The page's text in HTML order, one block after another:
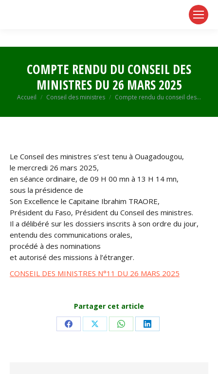
COMPTE RENDU DU CONSEIL DES
MINISTRES DU 26 MARS 2025
Vous êtes ici :
Accueil Conseil des ministres Compte rendu du conseil des…
Le Conseil des ministres s’est tenu à Ouagadougou,
le mercredi 26 mars 2025,
en séance ordinaire, de 09 H 00 mn à 13 H 14 mn,
sous la présidence de
Son Excellence le Capitaine Ibrahim TRAORE,
Président du Faso, Président du Conseil des ministres.
Il a délibéré sur les dossiers inscrits à son ordre du jour,
entendu des communications orales,
procédé à des nominations
et autorisé des missions à l’étranger.
CONSEIL DES MINISTRES N°11 DU 26 MARS 2025
Partager cet article
Share Share Share Share